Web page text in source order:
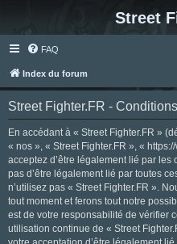
Street
FAQ
Index du forum
Street Fighter.FR -
En accédant à « Street Fighter.FR »
« nos », « Street Fighter.FR », «
acceptez d’être légalement lié par les
pas d’être légalement lié par toutes
n’utilisez pas « Street Fighter.FR ».
tout moment et ferons tout notre
est de votre responsabilité de vérifier
utilisation continue de « Street